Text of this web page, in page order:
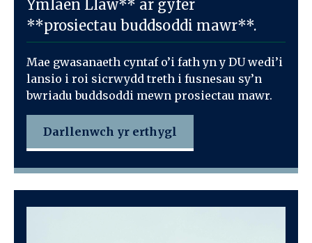
Ymlaen Llaw** ar gyfer
**prosiectau buddsoddi mawr**.
Mae gwasanaeth cyntaf o’i fath yn y DU wedi’i
lansio i roi sicrwydd treth i fusnesau sy’n
bwriadu buddsoddi mewn prosiectau mawr.
Darllenwch yr erthygl